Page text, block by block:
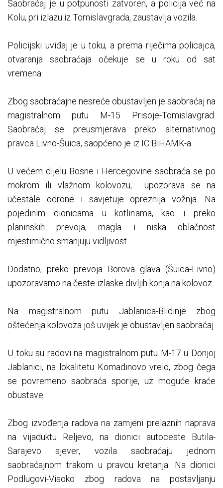
Saobraćaj je u potpunosti zatvoren, a policija već na
Kolu, pri izlazu iz Tomislavgrada, zaustavlja vozila.
Policijski uviđaj je u toku, a prema riječima policajca,
otvaranja saobraćaja očekuje se u roku od sat
vremena.
Zbog saobraćajne nesreće obustavljen je saobraćaj na
magistralnom putu M-15 Prisoje-Tomislavgrad.
Saobraćaj se preusmjerava preko alternativnog
pravca Livno-Šuica, saopćeno je iz IC BiHAMK-a.
U većem dijelu Bosne i Hercegovine saobraća se po
mokrom ili vlažnom kolovozu, upozorava se na
učestale odrone i savjetuje opreznija vožnja. Na
pojedinim dionicama u kotlinama, kao i preko
planinskih prevoja, magla i niska oblačnost
mjestimično smanjuju vidljivost.
Dodatno, preko prevoja Borova glava (Šuica-Livno)
upozoravamo na česte izlaske divljih konja na kolovoz.
Na magistralnom putu Jablanica-Blidinje zbog
oštećenja kolovoza još uvijek je obustavljen saobraćaj.
U toku su radovi na magistralnom putu M-17 u Donjoj
Jablanici, na lokalitetu Komadinovo vrelo, zbog čega
se povremeno saobraća sporije, uz moguće kraće
obustave.
Zbog izvođenja radova na zamjeni prelaznih naprava
na vijaduktu Reljevo, na dionici autoceste Butila-
Sarajevo sjever, vozila saobraćaju jednom
saobraćajnom trakom u pravcu kretanja. Na dionici
Podlugovi-Visoko zbog radova na postavljanju